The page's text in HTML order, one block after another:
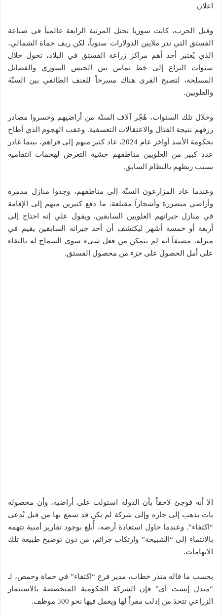
اعلان
وقبل الحرب، كانت سوريا تحتل المرتبة الرابعة عالمياً في صناعة
الفستق التي تدر ملايين الدولارات سنوياً، لكن ريف حماة الشمالي،
الذي يُعتبر أحد أهم مراكز زراعة الفستق في البلاد، تحول خلال
سنوات النزاع إلى خط تماس بين الجيش السوري والفصائل
المسلحة، لتصبح القرى هناك مسرحاً للعنف الطائفي بين السنّة
والعلويين.
وخلال تلك السنوات، هُجّر آلاف السنّة من أراضيهم وخسروا مصادر
رزقهم نتيجة القتال والاعتقالات التعسفية. وعقب الهجوم الذي أطاح
بحكومة الأسد أواخر عام 2024، عاد كثير منهم إلى قراهم، بينما غادر
عدد كبير من العلويين مناطقهم خشية التعرض لهجمات انتقامية
بسبب ربطهم بالنظام السابق.
وعندما عاد المزارعون السنّة إلى مناطقهم، وجدوا منازل مدمرة
وأراضي متضررة وأشجاراً مقتلعة، ما دفع كثيرين منهم إلى الإقامة
في منازل جيرانهم العلويين السابقين. ويقول علي إنه احتاج إلى
أربعة أو خمسة أشهر ليكتشف أن أحد جيرانه السابقين يقيم في
منزله، مضيفاً أنه لم يتمكن من فعل شيء سوى السماح له بالبقاء
على أمل الحصول على جزء من محصول الفستق.
إلا أنه فوجئ لاحقاً بأن الدولة استولت على أراضيه، وأن محصوله
بات يذهب إلى جاره وإلى شركة لم يكن قد سمع بها من قبل تُدعى
“اكتفاء”. وعندما حاول استعادة أرضه، أُبلغ بوجود تقارير أمنية تتهمه
بالانتماء إلى “الشبيحة” وارتكاب جرائم، من دون توضيح طبيعة تلك
الاتهامات.
بحسب ما قاله منذر خطاب، مدير فرع “اكتفاء” في حماة وحمص، لـ
“ميدل إيست آي” فإن الشركة الحكومية المتخصصة بالاستثمار
الزراعي تتخذ من إدلب مقراً لها ويعمل فيها نحو 500 موظف.